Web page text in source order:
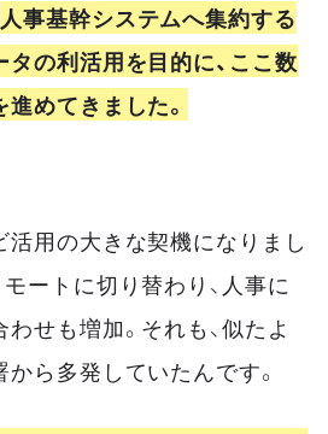
人事基幹システムへ集約する
の利活用を目的に、ここ数
めてきました。
活用の大きな契機になりまし
ートに切り替わり、人事に
せも増加。それも、似たよ
ら多発していたんです。